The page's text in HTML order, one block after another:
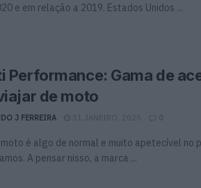
e em relação a 2019. Estados Unidos ...
Performance: Gama de
de moto
J FERREIRA 31 JANEIRO, 2025 0
é algo de normal e muito apetecível no
A pensar nisso, a marca ...